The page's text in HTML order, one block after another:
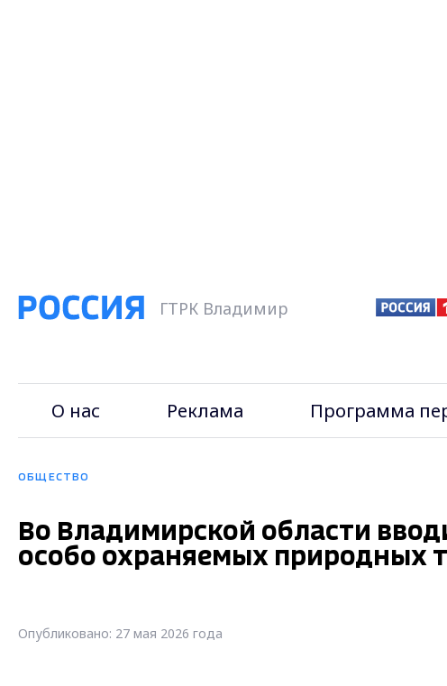
ГТРК Владимир
О нас Реклама Программа
ОБЩЕСТВО
Во Владимирской области
особо охраняемых природных
Опубликовано: 27 мая 2026 года